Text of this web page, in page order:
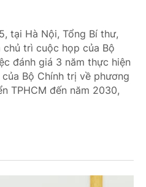
tại Hà Nội, Tổng Bí thư,
trì cuộc họp của Bộ
đánh giá 3 năm thực hiện
Bộ Chính trị về phương
TPHCM đến năm 2030,